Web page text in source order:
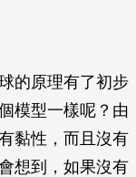
的原理有了初步
模型一樣呢？由
黏性，而且沒有
想到，如果沒有